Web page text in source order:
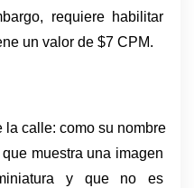
requiere habilitar
un valor de $7 CPM.
la calle: como su nombre
muestra una imagen
y que no es